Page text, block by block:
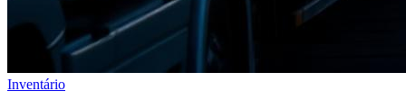
Inventário